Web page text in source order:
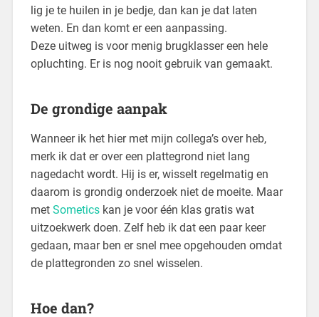
lig je te huilen in je bedje, dan kan je dat laten
weten. En dan komt er een aanpassing.
Deze uitweg is voor menig brugklasser een hele
opluchting. Er is nog nooit gebruik van gemaakt.
De grondige aanpak
Wanneer ik het hier met mijn collega’s over heb,
merk ik dat er over een plattegrond niet lang
nagedacht wordt. Hij is er, wisselt regelmatig en
daarom is grondig onderzoek niet de moeite. Maar
met Someticskan je voor één klas gratis wat
uitzoekwerk doen. Zelf heb ik dat een paar keer
gedaan, maar ben er snel mee opgehouden omdat
de plattegronden zo snel wisselen.
Hoe dan?